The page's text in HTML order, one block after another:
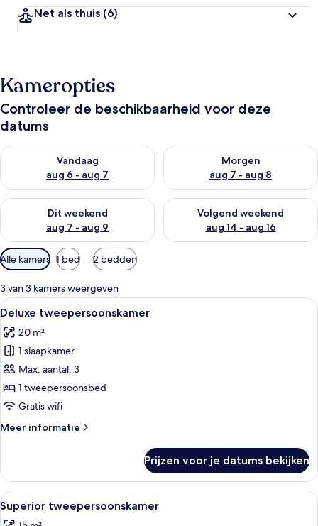
Net als thuis (6)
Kameropties
Controleer de beschikbaarheid voor deze
datums
Vandaag
aug 6 - aug 7
De beschikbaarheid controleren voor vanavond aug 6 - aug 7
Morgen
aug 7 - aug 8
De beschikbaarheid
Dit weekend
aug 7 - aug 9
De beschikbaarheid controleren voor dit weekend aug 7 -
Volgend weekend
aug 14 - aug 16
De beschikbaarheid
Beschikbare
filters
voor
kamers
Alle kamers 1 bed 2 bedden
3 van 3 kamers weergeven
Alle
foto's
voor
Deluxe
tweepersoonskamer
laden
Hotelkamer met een bed, bureau,
10
Deluxe tweepersoonskamer
20 m²
1 slaapkamer
Max. aantal: 3
1 tweepersoonsbed
Gratis wifi
Meer informatie
Meer
tweepersoonskamer
Prijzen voor je datums bekijken
Alle
foto's
Een hotelkamer met een bed, een
5
Superior tweepersoonskamer